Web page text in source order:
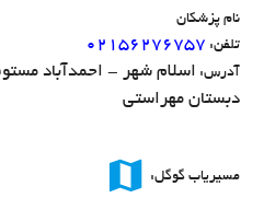
نام پزشکان
تلفن: ۰۲۱۵۶۲۷۶۷۵۷
آدرس: اسلام شهر - احمدآباد
دبستان مهراستی
مسیریاب گوگل: map